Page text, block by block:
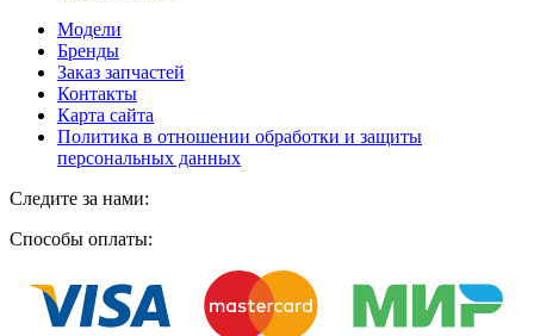
Модели
Бренды
Заказ запчастей
Контакты
Карта сайта
Политика в отношении обработки и защиты
персональных данных
Следите за нами:
Способы оплаты: